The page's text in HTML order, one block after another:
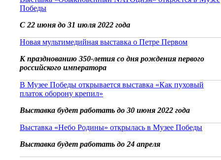
Победы
С 22 июня до 31 июля 2022 года
Новая мультимедийная выставка о Петре Первом
К празднованию 350-летия со дня рождения первого
российского императора
В Музее Победы открывается выставка «Как пуховый
платок оборону крепил»
Выставка будет работать до 30 июня 2022 года
Выставка «Небо Родины» открылась в Музее Победы
Выставка будет работать до 24 апреля